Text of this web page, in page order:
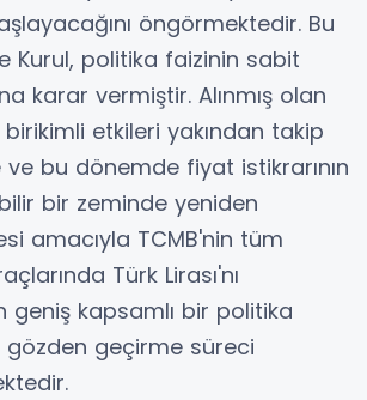
öngörmektedir. Bu
Kurul, politika faizinin sabit
karar vermiştir. Alınmış olan
birikimli etkileri yakından takip
bu dönemde fiyat istikrarının
bir zeminde yeniden
amacıyla TCMB'nin tüm
Türk Lirası'nı
geniş kapsamlı bir politika
gözden geçirme süreci